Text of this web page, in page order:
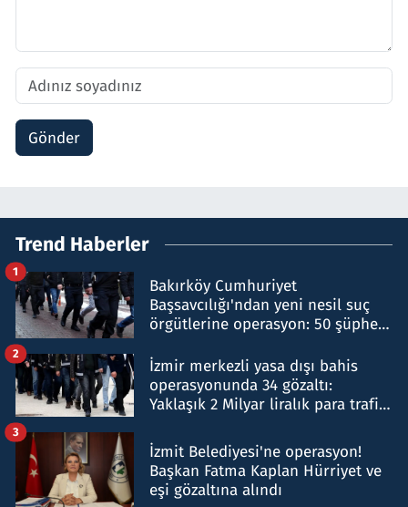
Gönder
Trend Haberler
Bakırköy Cumhuriyet
Başsavcılığı'ndan yeni nesil suç
örgütlerine operasyon: 50 şüpheli
1
İzmir merkezli yasa dışı bahis
operasyonunda 34 gözaltı:
Yaklaşık 2 Milyar liralık para trafiği
2
İzmit Belediyesi'ne operasyon!
Başkan Fatma Kaplan Hürriyet ve
eşi gözaltına alındı
3